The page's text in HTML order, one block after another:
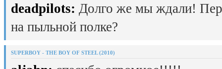
deadpilots: Долго же мы ждали!
на пыльной полке?
SUPERBOY - THE BOY OF STEEL (2010)